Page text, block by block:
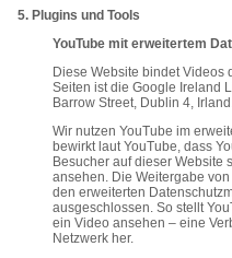
5. Plugins und Tools
YouTube mit erweitertem
Diese Website bindet Videos
Seiten ist die Google Ireland
Barrow Street, Dublin 4,
Wir nutzen YouTube im
bewirkt laut YouTube, dass
Besucher auf dieser Website
ansehen. Die Weitergabe
den erweiterten
ausgeschlossen. So stellt
ein Video ansehen – eine
Netzwerk her.